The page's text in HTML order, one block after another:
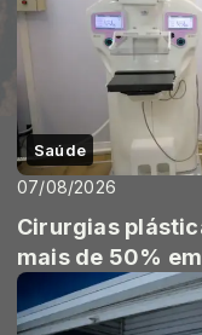
Saúde
07/08/2026
Cirurgias
mais de 50%